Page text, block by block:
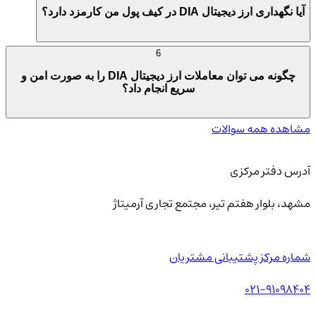
آیا نگهداری ارز دیجیتال DIA در کیف پول من کارمزد دارد؟
چگونه می توان معاملات ارز دیجیتال DIA را به صورت امن و
سریع انجام داد؟
مشاهده همه سوالات
آدرس دفتر مرکزی
مشهد، بلوار هفتم تیر، مجتمع تجاری آرمیتاژ
شماره مرکز پشتیبانی مشتریان
021-91098404